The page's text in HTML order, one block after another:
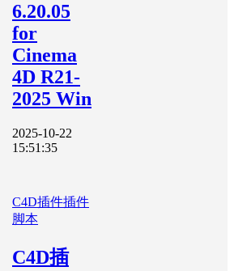
6.20.05
for
Cinema
4D R21-
2025 Win
2025-10-22
15:51:35
C4D插件插件
脚本
C4D插